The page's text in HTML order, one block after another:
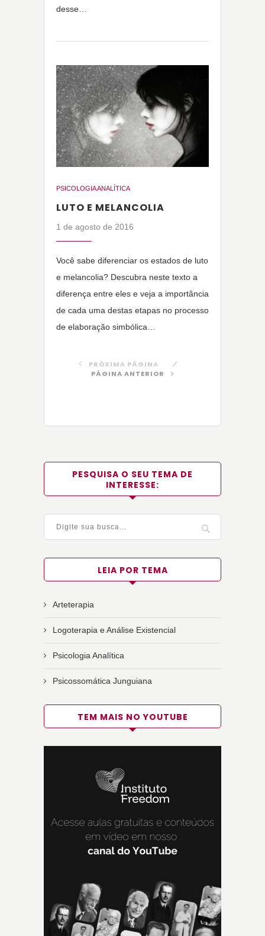
desse…
PSICOLOGIA ANALÍTICA
LUTO E MELANCOLIA
1 de agosto de 2016
Você sabe diferenciar os estados de luto
e melancolia? Descubra neste texto a
diferença entre eles e veja a importância
de cada uma destas etapas no processo
de elaboração simbólica…
PRÓXIMA PÁGINA
PÁGINA ANTERIOR
PESQUISA O SEU TEMA DE
INTERESSE:
LEIA POR TEMA
Arteterapia
Logoterapia e Análise Existencial
Psicologia Analítica
Psicossomática Junguiana
TEM MAIS NO YOUTUBE